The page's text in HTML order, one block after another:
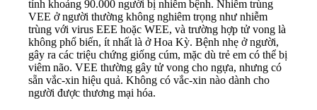
tính khoảng 90.000 người bị nhiễm bệnh. Nhiễm trùng
VEE ở người thường không nghiêm trọng như nhiễm
trùng với virus EEE hoặc WEE, và trường hợp tử vong là
không phổ biến, ít nhất là ở Hoa Kỳ. Bệnh nhẹ ở người,
gây ra các triệu chứng giống cúm, mặc dù trẻ em có thể bị
viêm não. VEE thường gây tử vong cho ngựa, nhưng có
sẵn vắc-xin hiệu quả. Không có vắc-xin nào dành cho
người được thương mại hóa.